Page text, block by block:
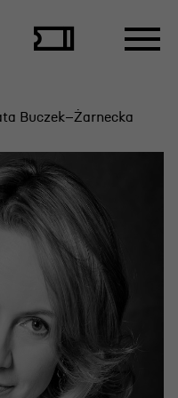
Buczek–Żarnecka